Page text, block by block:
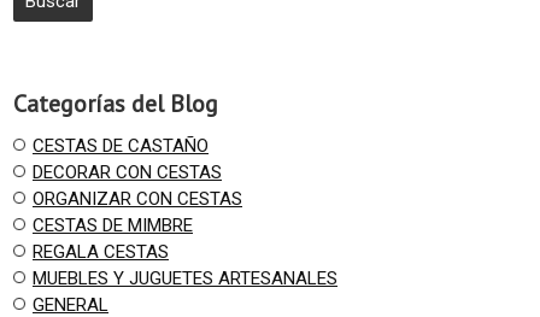
Categorías del Blog
CESTAS DE CASTAÑO
DECORAR CON CESTAS
ORGANIZAR CON CESTAS
CESTAS DE MIMBRE
REGALA CESTAS
MUEBLES Y JUGUETES ARTESANALES
GENERAL